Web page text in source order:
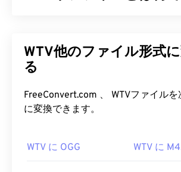
TV Show (WTV) を設計しました。
をMPEG-2
メディアコンテナです。メタデータ
権管理 (DRM)をサポートしています
WTV他のファイル形式
る
FreeConvert.com 、 WTVファイルを次の他の形式
に変換できます。
WTV に OGG WTV に